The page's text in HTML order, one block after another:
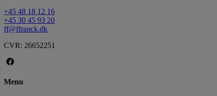
+45 48 18 12 16
+45 30 45 93 20
ff@ffranck.dk
CVR: 26652251
Menu